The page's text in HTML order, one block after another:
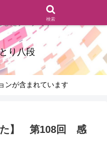
たあらすじレビュー(復習ネタ
したブログです
り八段
ンが含まれています
た】 第108回 感
検索